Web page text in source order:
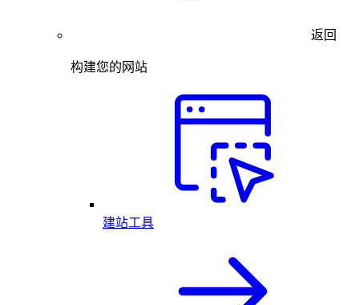
返回
构建您的网站
建站工具